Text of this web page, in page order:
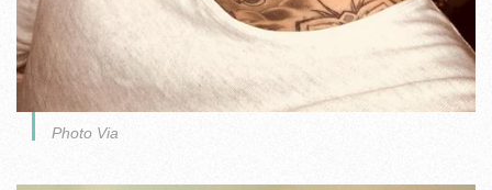
Photo Via